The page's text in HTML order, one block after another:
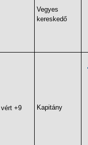
Vegyes
kereskedő
vért +9 Kapitány